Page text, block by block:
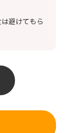
避けてもら